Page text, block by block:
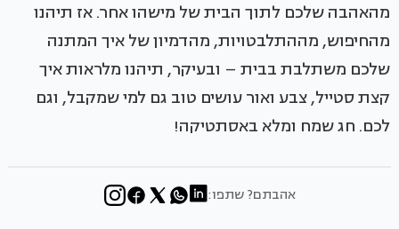
מהאהבה שלכם לתוך הבית של מישהו אחר. אז תיהנו
מהחיפוש, מההתלבטויות, מהדמיון של איך המתנה
שלכם משתלבת בבית – ובעיקר, תיהנו מלראות איך
קצת סטייל, צבע ואור עושים טוב גם למי שמקבל, וגם
לכם. חג שמח ומלא באסתטיקה!
אהבתם? שתפו: